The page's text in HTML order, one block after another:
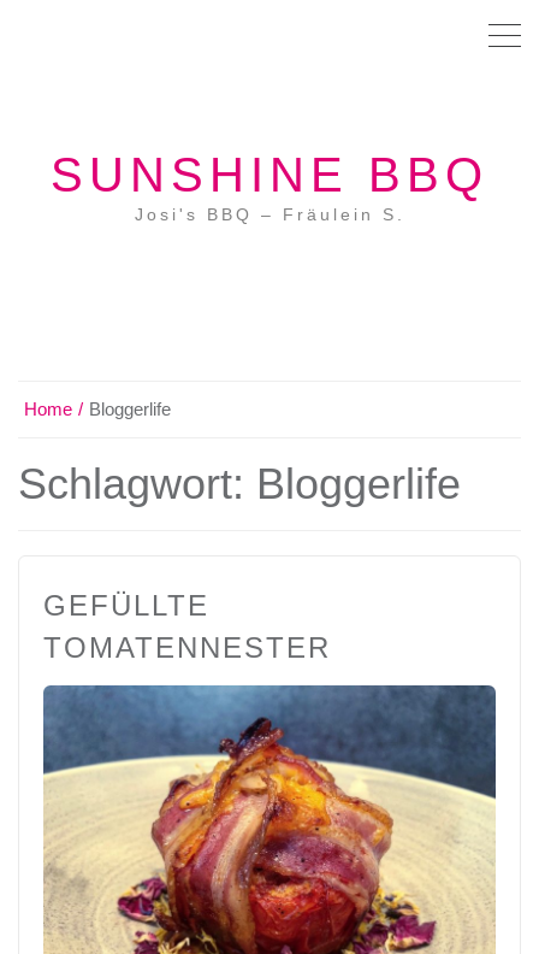
SUNSHINE BBQ
Josi's BBQ – Fräulein S.
Home Bloggerlife
Schlagwort: Bloggerlife
GEFÜLLTE
TOMATENNESTER